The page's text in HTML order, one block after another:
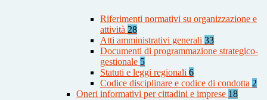
Riferimenti normativi su organizzazione e
attività 28
Atti amministrativi generali 33
Documenti di programmazione strategico-
gestionale 5
Statuti e leggi regionali 6
Codice disciplinare e codice di condotta 2
Oneri informativi per cittadini e imprese 18